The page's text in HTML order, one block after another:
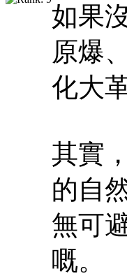
如果
原爆
化大
其實
的自
無可
嘅。